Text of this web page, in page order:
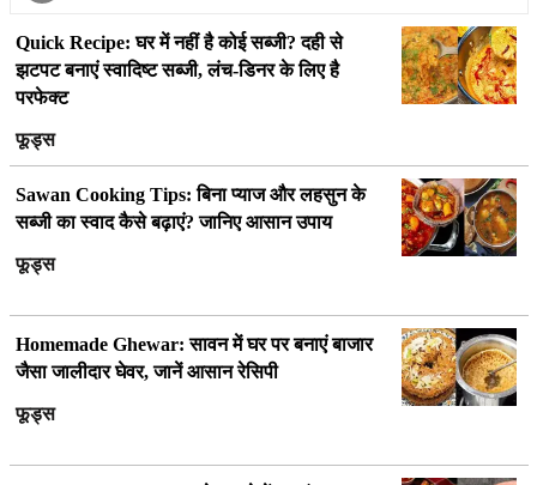
Quick Recipe: घर में नहीं है कोई सब्जी? दही से
झटपट बनाएं स्वादिष्ट सब्जी, लंच-डिनर के लिए है
परफेक्ट
फूड्स
Sawan Cooking Tips: बिना प्याज और लहसुन के
सब्जी का स्वाद कैसे बढ़ाएं? जानिए आसान उपाय
फूड्स
Homemade Ghewar: सावन में घर पर बनाएं बाजार
जैसा जालीदार घेवर, जानें आसान रेसिपी
फूड्स